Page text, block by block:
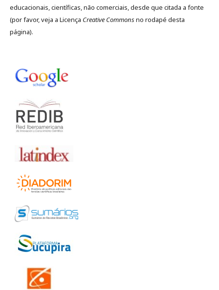
educacionais, científicas, não comerciais, desde que citada a fonte
(por favor, veja a Licença Creative Commonsno rodapé desta
página).